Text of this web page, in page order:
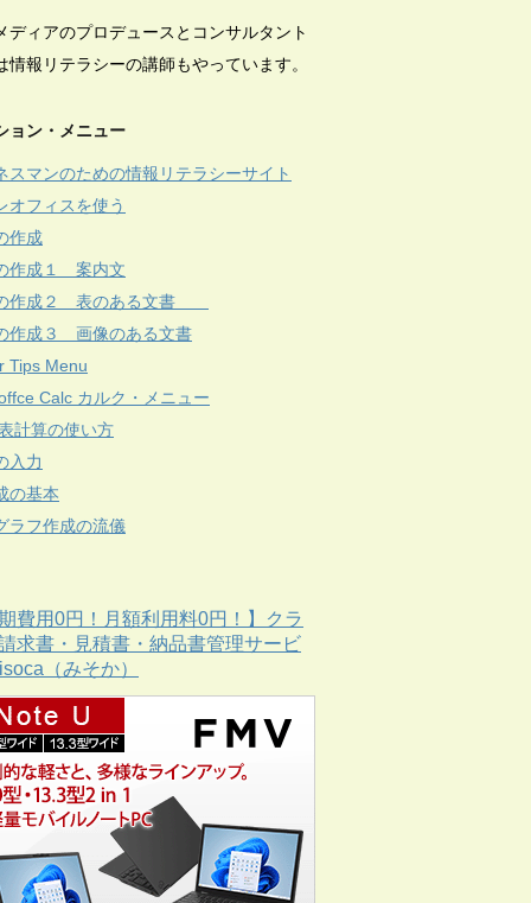
ディアのプロデュースとコンサルタント
情報リテラシーの講師もやっています。
ョン・メニュー
スマンのための情報リテラシーサイト
オフィスを使う
作成
作成１ 案内文
作成２ 表のある文書
作成３ 画像のある文書
Tips Menu
Calc カルク・メニュー
計算の使い方
入力
の基本
ラフ作成の流儀
費用0円！月額利用料0円！】クラ
求書・見積書・納品書管理サービ
（みそか）